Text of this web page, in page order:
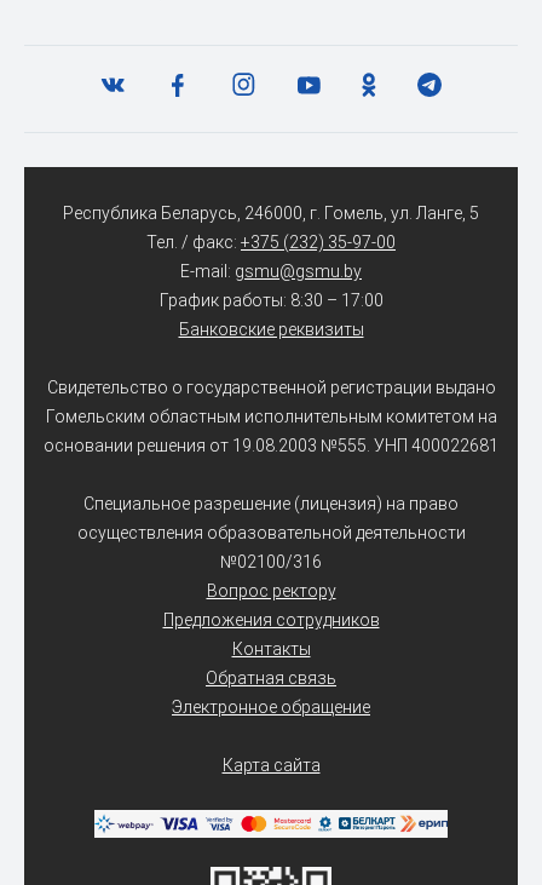
Республика Беларусь, 246000, г. Гомель, ул. Ланге, 5
Тел. / факс: +375 (232) 35-97-00
E-mail: gsmu@gsmu.by
График работы: 8:30 – 17:00
Банковские реквизиты
Свидетельство о государственной регистрации выдано
Гомельским областным исполнительным комитетом на
основании решения от 19.08.2003 №555. УНП 400022681
Специальное разрешение (лицензия) на право
осуществления образовательной деятельности
№02100/316
Вопрос ректору
Предложения сотрудников
Контакты
Обратная связь
Электронное обращение
Карта сайта